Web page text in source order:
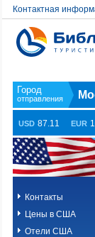
Контактная
USD 87.11 EUR
Контакты
Цены в США
Отели США